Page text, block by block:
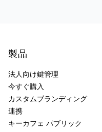
製品
法人向け鍵管理
今すぐ購入
カスタムブランディング
連携
キーカフェ パブリック